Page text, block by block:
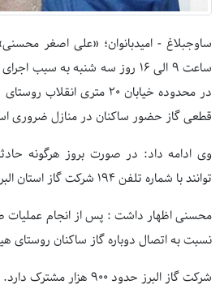
ساوجبلاغ - امیدبانوان؛ «علی اصغر
ساعت ۹ الی ۱۶ روز سه شنبه به
در محدوده خیابان ۲۰ متری
قطعی گاز حضور ساکنان در منازل ضروری
وی ادامه داد: در صورت بروز هرگونه
توانند با شماره تلفن ۱۹۴ شرکت گاز استان البرز تماس بگیرند.
محسنی اظهار داشت : پس از انجام عملیات
نسبت به اتصال دوباره گاز ساکنان روستای
شرکت گاز البرز حدود ۹۰۰ هزار مشترک دارد.